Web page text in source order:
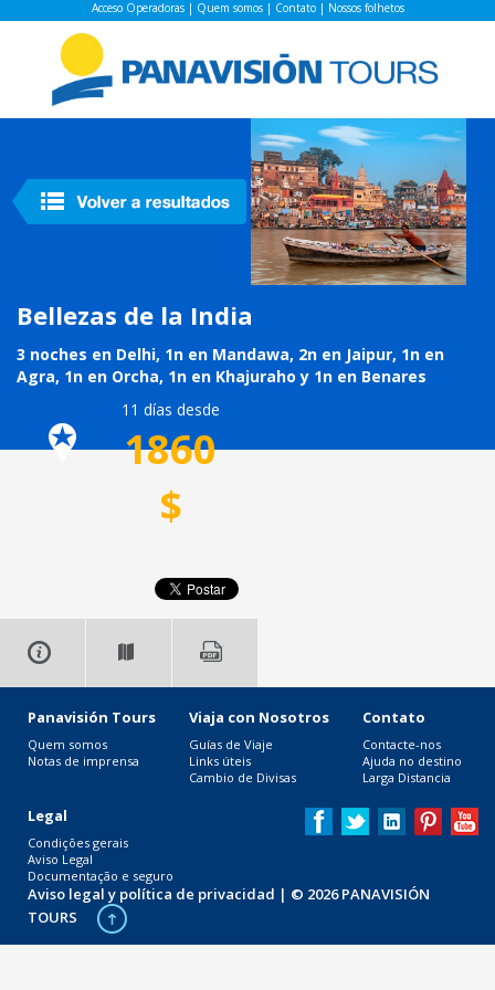
Acceso Operadoras| Quem somos| Contato| Nossos folhetos
Bellezas de la India
3 noches en Delhi, 1n en Mandawa, 2n en Jaipur, 1n en
Agra, 1n en Orcha, 1n en Khajuraho y 1n en Benares
11 días desde
1860
$
Panavisión Tours
Quem somos
Notas de imprensa
Viaja con Nosotros
Guías de Viaje
Links úteis
Cambio de Divisas
Contato
Contacte-nos
Ajuda no destino
Larga Distancia
Legal
Condições gerais
Aviso Legal
Documentação e seguro
Aviso legal y política de privacidad | © 2026 PANAVISIÓN
TOURS